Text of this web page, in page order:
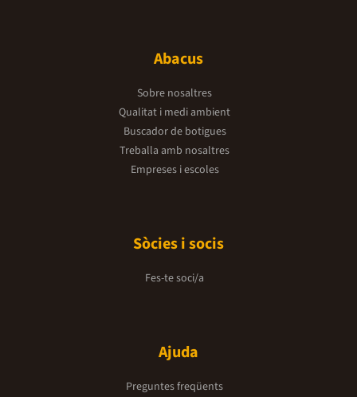
Abacus
Sobre nosaltres
Qualitat i medi ambient
Buscador de botigues
Treballa amb nosaltres
Empreses i escoles
Sòcies i socis
Fes-te soci/a
Ajuda
Preguntes freqüents